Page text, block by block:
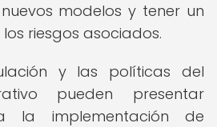
modelos y tener un
riesgos asociados.
y las políticas del
pueden presentar
la implementación de